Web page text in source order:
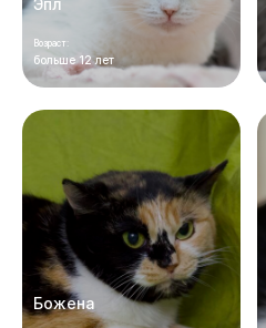
Эпл
Возраст:
больше 12 лет
Божена